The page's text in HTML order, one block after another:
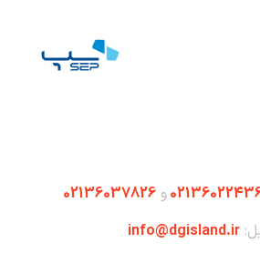
و 02136037826
info@dgisland.ir